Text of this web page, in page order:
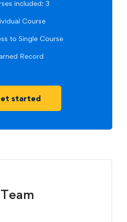
included: 3
Course
to Single Course
Record
started
Team